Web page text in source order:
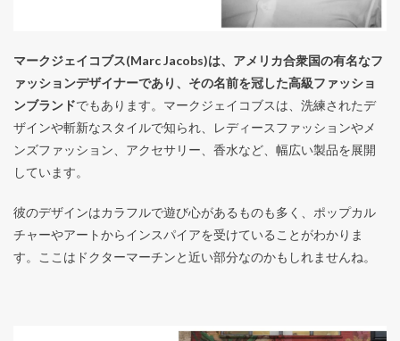
マークジェイコブス(Marc Jacobs)は、アメリカ合衆国の有名なフ
ァッションデザイナーであり、その名前を冠した高級ファッショ
ンブランドでもあります。マークジェイコブスは、洗練されたデ
ザインや斬新なスタイルで知られ、レディースファッションやメ
ンズファッション、アクセサリー、香水など、幅広い製品を展開
しています。
彼のデザインはカラフルで遊び心があるものも多く、ポップカル
チャーやアートからインスパイアを受けていることがわかりま
す。ここはドクターマーチンと近い部分なのかもしれませんね。